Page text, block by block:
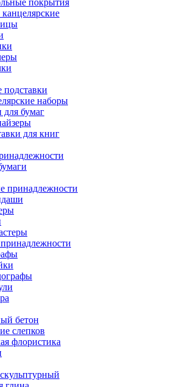
покрытия
подставки
наборы
для бумаг
для книг
принадлежности
бетон
слепков
флористика